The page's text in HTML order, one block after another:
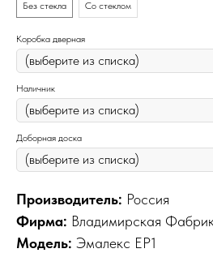
Без стекла
Со стеклом
Коробка дверная
Наличник
Доборная доска
Производитель: Россия
Фирма: Владимирская
Модель: Эмалекс ЕР1